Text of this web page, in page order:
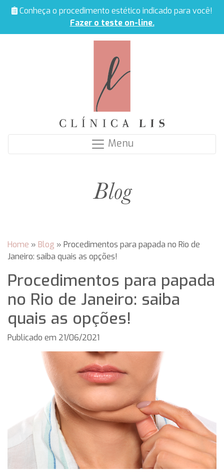
Conheça o procedimento estético indicado para você!
Fazer o teste on-line.
Menu
Blog
Home » Blog » Procedimentos para papada no Rio de
Janeiro: saiba quais as opções!
Procedimentos para papada
no Rio de Janeiro: saiba
quais as opções!
Publicado em 21/06/2021